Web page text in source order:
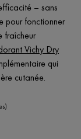
– sans
pour fonctionner
fraîcheur
Vichy Dry
qui
cutanée.